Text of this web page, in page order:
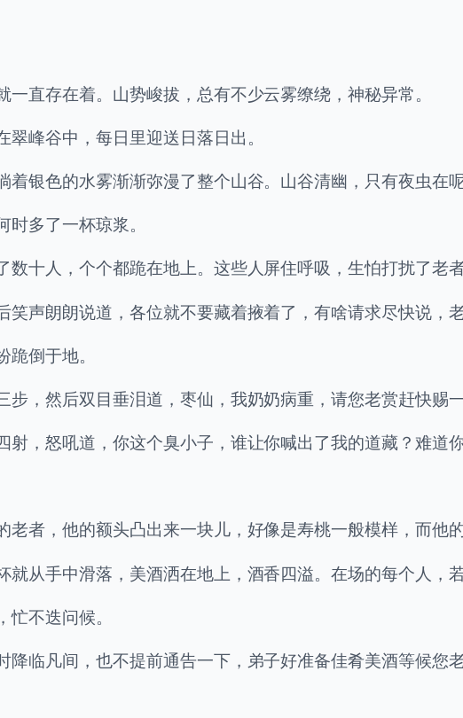
直存在着。山势峻拔，总有不少云雾缭绕，神秘异常。
峰谷中，每日里迎送日落日出。
银色的水雾渐渐弥漫了整个山谷。山谷清幽，只有夜虫在呢
多了一杯琼浆。
十人，个个都跪在地上。这些人屏住呼吸，生怕打扰了老者
声朗朗说道，各位就不要藏着掖着了，有啥请求尽快说，
倒于地。
步，然后双目垂泪道，枣仙，我奶奶病重，请您老赏赶快赐
，怒吼道，你这个臭小子，谁让你喊出了我的道藏？难道
者，他的额头凸出来一块儿，好像是寿桃一般模样，而他
从手中滑落，美酒洒在地上，酒香四溢。在场的每个人，
不迭问候。
降临凡间，也不提前通告一下，弟子好准备佳肴美酒等候